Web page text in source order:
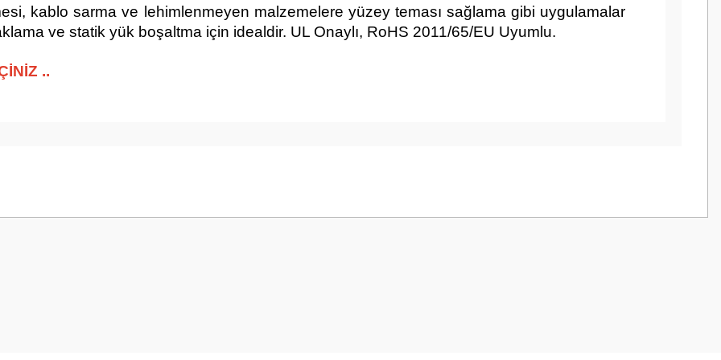
kablo sarma ve lehimlenmeyen malzemelere yüzey teması sağlama gibi uygulamalar
ve statik yük boşaltma için idealdir. UL Onaylı, RoHS 2011/65/EU Uyumlu.
..